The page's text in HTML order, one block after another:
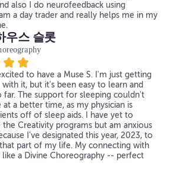
also I do neurofeedback using
a day trader and really helps me in my
우스 슬롯
to have a Muse S. I'm just getting
with it, but it's been easy to learn and
far. The support for sleeping couldn't
at a better time, as my physician is
off of sleep aids. I have yet to
the Creativity programs but am anxious
I've designated this year, 2023, to
part of my life. My connecting with
like a Divine Choreography -- perfect